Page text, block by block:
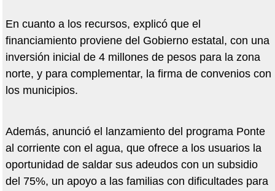
En cuanto a los recursos, explicó que el
financiamiento proviene del Gobierno estatal, con una
inversión inicial de 4 millones de pesos para la zona
norte, y para complementar, la firma de convenios con
los municipios.
Además, anunció el lanzamiento del programa Ponte
al corriente con el agua, que ofrece a los usuarios la
oportunidad de saldar sus adeudos con un subsidio
del 75%, un apoyo a las familias con dificultades para